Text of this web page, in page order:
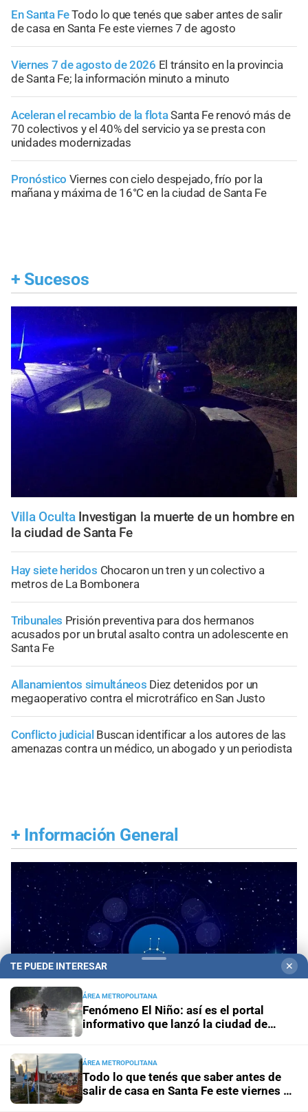
En Santa FeTodo lo que tenés que saber antes de salir
de casa en Santa Fe este viernes 7 de agosto
Viernes 7 de agosto de 2026 El tránsito en la provincia
de Santa Fe; la información minuto a minuto
Aceleran el recambio de la flotaSanta Fe renovó más de
70 colectivos y el 40% del servicio ya se presta con
unidades modernizadas
Pronóstico Viernes con cielo despejado, frío por la
mañana y máxima de 16°C en la ciudad de Santa Fe
+ Sucesos
Villa Oculta Investigan la muerte de un hombre en
la ciudad de Santa Fe
Hay siete heridos Chocaron un tren y un colectivo a
metros de La Bombonera
Tribunales Prisión preventiva para dos hermanos
acusados por un brutal asalto contra un adolescente en
Santa Fe
Allanamientos simultáneos Diez detenidos por un
megaoperativo contra el microtráfico en San Justo
Conflicto judicial Buscan identificar a los autores de las
amenazas contra un médico, un abogado y un periodista
+ Información General
Horóscopo del día Horóscopo de hoy para Piscis:
08 de agosto de 2026
TE PUEDE INTERESAR ✕
ÁREA METROPOLITANA
Fenómeno El Niño: así es el portal
informativo que lanzó la ciudad de
ÁREA METROPOLITANA
Todo lo que tenés que saber antes de
salir de casa en Santa Fe este viernes 7